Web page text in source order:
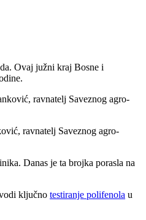
Ovaj južni kraj Bosne i
ravnatelj Saveznog agro-
ravnatelj Saveznog agro-
Danas je ta brojka porasla na
ključno testiranje polifenola u